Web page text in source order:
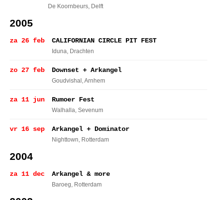
De Koornbeurs, Delft
2005
za 26 feb CALIFORNIAN CIRCLE PIT FEST
Iduna, Drachten
zo 27 feb Downset + Arkangel
Goudvishal , Arnhem
za 11 jun Rumoer Fest
Walhalla, Sevenum
vr 16 sep Arkangel + Dominator
Nighttown, Rotterdam
2004
za 11 dec Arkangel & more
Baroeg, Rotterdam